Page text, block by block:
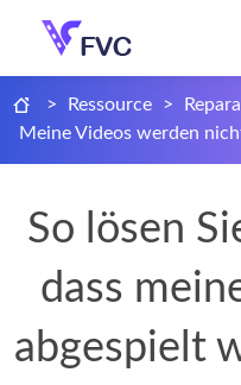
> Ressource >
Meine Videos werden
So lösen
dass
abgespielt